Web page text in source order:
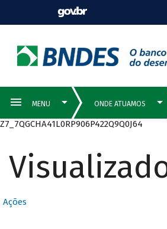
Z7_7QGCHA41L0RP906P422Q9Q0J64
Ações